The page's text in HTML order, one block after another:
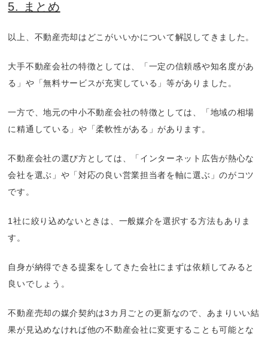
5. まとめ
以上、不動産売却はどこがいいかについて解説してきました。
大手不動産会社の特徴としては、「一定の信頼感や知名度があ
る」や「無料サービスが充実している」等がありました。
一方で、地元の中小不動産会社の特徴としては、「地域の相場
に精通している」や「柔軟性がある」があります。
不動産会社の選び方としては、「インターネット広告が熱心な
会社を選ぶ」や「対応の良い営業担当者を軸に選ぶ」のがコツ
です。
1社に絞り込めないときは、一般媒介を選択する方法もありま
す。
自身が納得できる提案をしてきた会社にまずは依頼してみると
良いでしょう。
不動産売却の媒介契約は3カ月ごとの更新なので、あまりいい結
果が見込めなければ他の不動産会社に変更することも可能とな